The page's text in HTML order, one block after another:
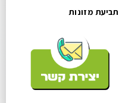
תביעת מזונות